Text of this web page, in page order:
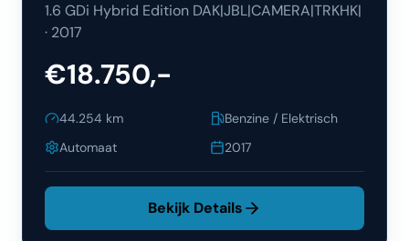
1.6 GDi Hybrid Edition DAK|JBL|CAMERA|TRKHK|
· 2017
€18.750,-
44.254 km
Benzine / Elektrisch
Automaat
2017
Bekijk Details